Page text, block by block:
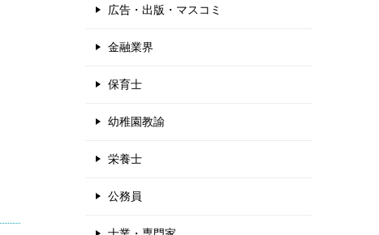
広告・出版・マスコミ
金融業界
保育士
幼稚園教諭
栄養士
公務員